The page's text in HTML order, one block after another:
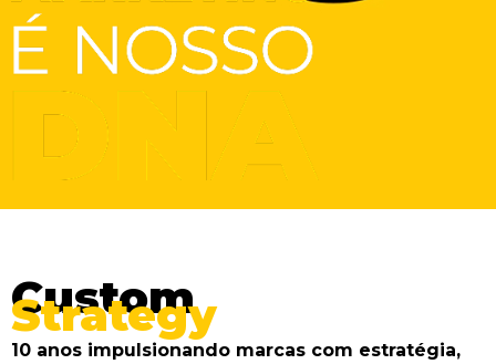
Custom
Strategy
10 anos impulsionando marcas com estratégia,